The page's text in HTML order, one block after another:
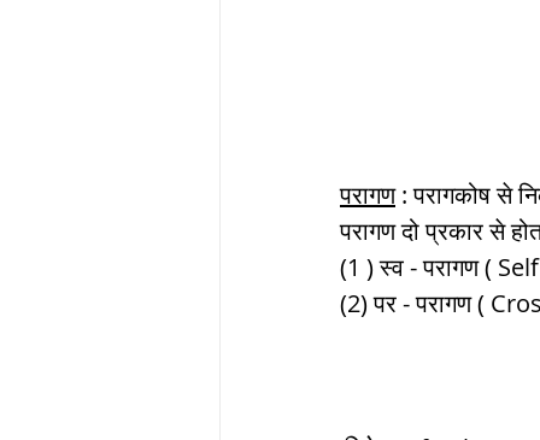
परागण : परागकोष से
परागण दो प्रकार से
(1 ) स्व - परागण
(2) पर - परागण (